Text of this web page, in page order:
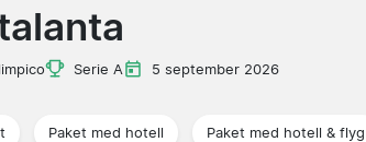
Serie A 5 september 2026
Paket med hotell Paket med hotell & flyg